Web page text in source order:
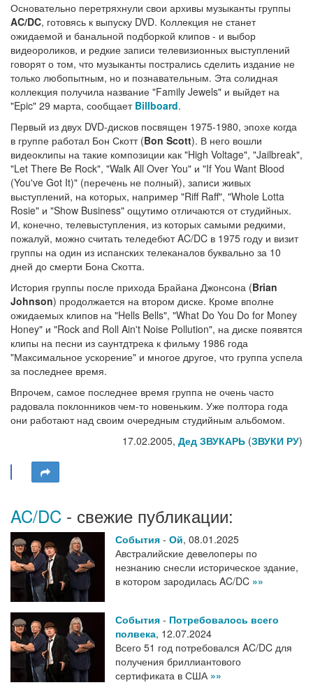
Основательно перетряхнули свои архивы музыканты группы
AC/DC, готовясь к выпуску DVD. Коллекция не станет
ожидаемой и банальной подборкой клипов - и выбор
видеороликов, и редкие записи телевизионных выступлений
говорят о том, что музыканты пострались сделить издание не
только любопытным, но и познавательным. Эта солидная
коллекция получила название "Family Jewels" и выйдет на
"Epic" 29 марта, сообщает Billboard.
Первый из двух DVD-дисков посвящен 1975-1980, эпохе когда
в группе работал Бон Скотт (Bon Scott). В него вошли
видеоклипы на такие композиции как "High Voltage", "Jailbreak",
"Let There Be Rock", "Walk All Over You" и "If You Want Blood
(You've Got It)" (перечень не полный), записи живых
выступлений, на которых, например "Riff Raff", "Whole Lotta
Rosie" и "Show Business" ощутимо отличаются от студийных.
И, конечно, телевыступления, из которых самыми редкими,
пожалуй, можно считать теледебют AC/DC в 1975 году и визит
группы на один из испанских телеканалов буквально за 10
дней до смерти Бона Скотта.
История группы после прихода Брайана Джонсона (Brian
Johnson) продолжается на втором диске. Кроме вполне
ожидаемых клипов на "Hells Bells", "What Do You Do for Money
Honey" и "Rock and Roll Ain't Noise Pollution", на диске появятся
клипы на песни из саунтдтрека к фильму 1986 года
"Максимальное ускорение" и многое другое, что группа успела
за последнее время.
Впрочем, самое последнее время группа не очень часто
радовала поклонников чем-то новеньким. Уже полтора года
они работают над своим очередным студийным альбомом.
17.02.2005, Дед ЗВУКАРЬ (ЗВУКИ РУ)
AC/DC - свежие публикации:
События - Ой, 08.01.2025
Австралийские девелоперы по
незнанию снесли историческое здание,
в котором зародилась AC/DC »»
События - Потребовалось всего
полвека, 12.07.2024
Всего 51 год потребовался AC/DC для
получения бриллиантового
сертификата в США »»